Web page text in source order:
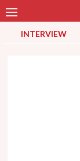
INTERVIEW